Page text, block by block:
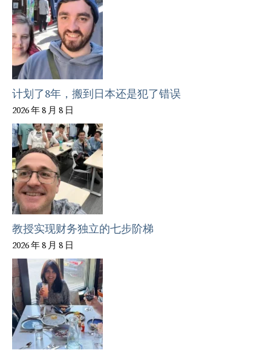
计划了8年，搬到日本还是犯了错误
2026 年 8 月 8 日
教授实现财务独立的七步阶梯
2026 年 8 月 8 日